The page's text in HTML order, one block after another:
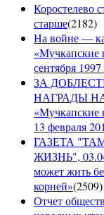
Коростелево
старше(2182)
На войне —
«Мучкапские
сентября 1997
ЗА
НАГРАДЫ
«Мучкапские
13 февраля
ГАЗЕТА
ЖИЗНЬ",
может жить
корней»(2509)
Отчет